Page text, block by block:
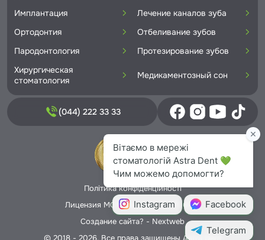
Имплантация
Лечение каналов зуба
Ортодонтия
Отбеливание зубов
Пародонтология
Протезирование зубов
Хирургическая
стоматология
Медикаментозный сон
(044) 222 33 33
Політика конфіденційності
Лицензия МОЗ Украины № 5706166
Создание сайта? - Nextweb
© 2018 - 2026. Все права защищены Astra Dent